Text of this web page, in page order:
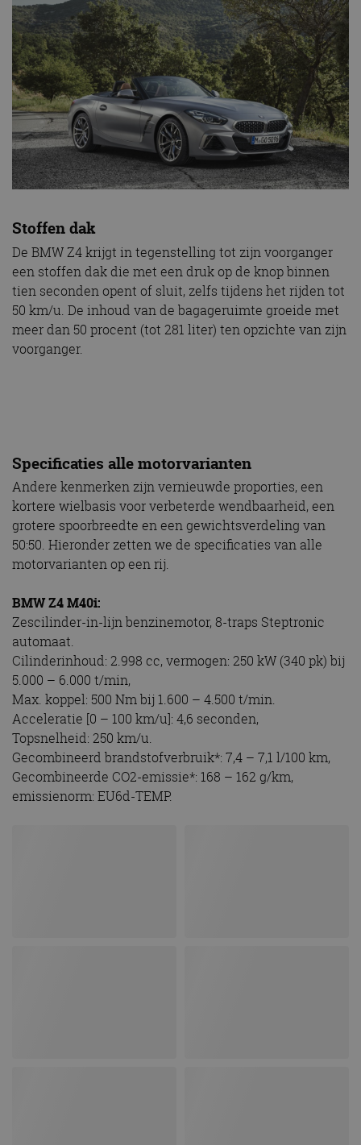
Stoffen dak
De BMW Z4 krijgt in tegenstelling tot zijn voorganger
een stoffen dak die met een druk op de knop binnen
tien seconden opent of sluit, zelfs tijdens het rijden tot
50 km/u. De inhoud van de bagageruimte groeide met
meer dan 50 procent (tot 281 liter) ten opzichte van zijn
voorganger.
Specificaties alle motorvarianten
Andere kenmerken zijn vernieuwde proporties, een
kortere wielbasis voor verbeterde wendbaarheid, een
grotere spoorbreedte en een gewichtsverdeling van
50:50. Hieronder zetten we de specificaties van alle
motorvarianten op een rij.
BMW Z4 M40i:
Zescilinder-in-lijn benzinemotor, 8-traps Steptronic
automaat.
Cilinderinhoud: 2.998 cc, vermogen: 250 kW (340 pk) bij
5.000 – 6.000 t/min,
Max. koppel: 500 Nm bij 1.600 – 4.500 t/min.
Acceleratie [0 – 100 km/u]: 4,6 seconden,
Topsnelheid: 250 km/u.
Gecombineerd brandstofverbruik*: 7,4 – 7,1 l/100 km,
Gecombineerde CO2-emissie*: 168 – 162 g/km,
emissienorm: EU6d-TEMP.